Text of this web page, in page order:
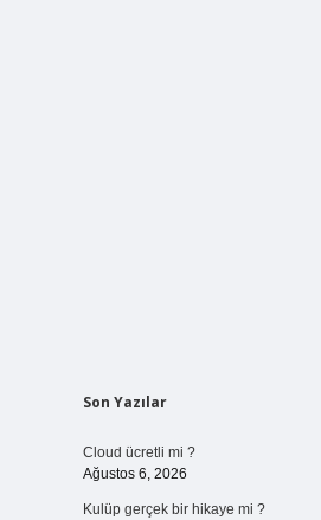
Sidebar
Son Yazılar
Cloud ücretli mi ?
Ağustos 6, 2026
Kulüp gerçek bir hikaye mi ?